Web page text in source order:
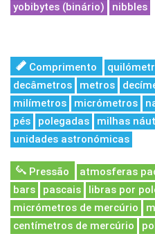
yobibytes (binário)
nibbles
Comprimento
decâmetros
metros
milímetros
micrómetros
pés
polegadas milhas
unidades astronómicas
Pressão atmosferas
bars
pascais libras por
micrómetros de mercúrio
centímetros de mercúrio